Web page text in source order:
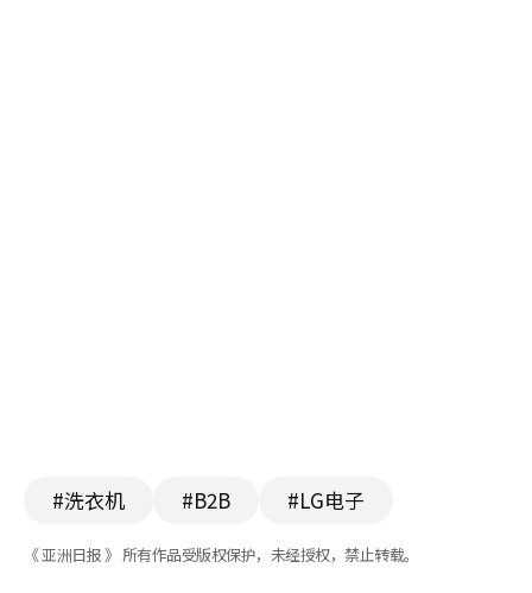
#洗衣机 #B2B #LG电子
《 亚洲日报 》 所有作品受版权保护，未经授权，禁止转载。